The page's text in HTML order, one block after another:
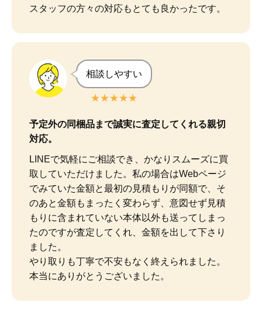
スタッフの方々の対応もとても良かったです。
相談しやすい
★★★★★
予定外の同梱品まで誠実に査定してくれる親切
対応。
LINEで気軽にご相談でき、かなりスムーズに買
取していただけました。私の場合はWebページ
でみていた金額と最初の見積もりが同額で、そ
のあと金額もまったく変わらず、意図せず見積
もりに含まれていない本体以外も送ってしまっ
たのですが査定してくれ、金額を出して下さり
ました。
やり取りも丁寧で不安もなく終えられました。
本当にありがとうございました。